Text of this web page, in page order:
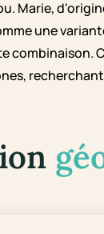
Marie,
une
combinaison.